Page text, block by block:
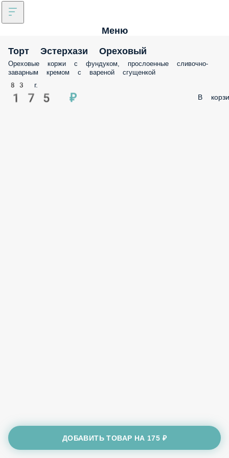
Меню
Торт Эстерхази Ореховый
Ореховые коржи с фундуком, прослоенные сливочно-
заварным кремом с вареной сгущенкой
83 г.
175 ₽ В
ДОБАВИТЬ ТОВАР НА 175 ₽